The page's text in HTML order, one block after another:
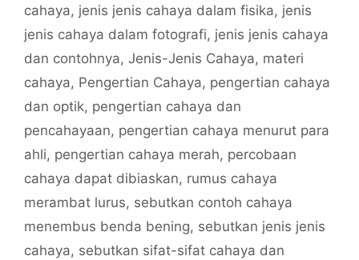
cahaya, jenis jenis cahaya dalam fisika, jenis
jenis cahaya dalam fotografi, jenis jenis cahaya
dan contohnya, Jenis-Jenis Cahaya, materi
cahaya, Pengertian Cahaya, pengertian cahaya
dan optik, pengertian cahaya dan
pencahayaan, pengertian cahaya menurut para
ahli, pengertian cahaya merah, percobaan
cahaya dapat dibiaskan, rumus cahaya
merambat lurus, sebutkan contoh cahaya
menembus benda bening, sebutkan jenis jenis
cahaya, sebutkan sifat-sifat cahaya dan